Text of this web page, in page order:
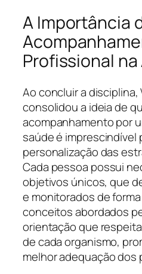
A Importância
Profissional
Ao concluir a disciplina,
consolidou a ideia de
acompanhamento por
saúde é imprescindível
personalização das
Cada pessoa possui
objetivos únicos, que
e monitorados de
conceitos abordados
orientação que
de cada organismo,
melhor adequação dos